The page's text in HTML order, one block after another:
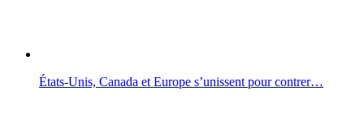
États-Unis, Canada et Europe s’unissent pour contrer…